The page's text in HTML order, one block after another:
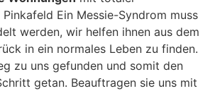
Ein Messie-Syndrom muss
werden, wir helfen ihnen aus dem
in ein normales Leben zu finden.
zu uns gefunden und somit den
getan. Beauftragen sie uns mit